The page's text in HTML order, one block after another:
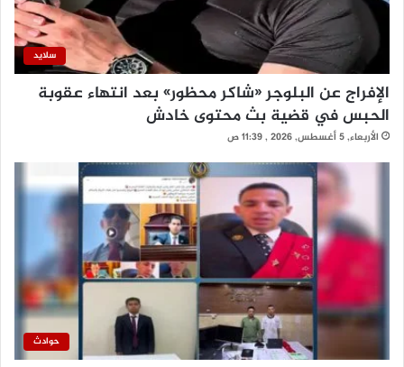
سلايد
الإفراج عن البلوجر «شاكر محظور» بعد انتهاء عقوبة
الحبس في قضية بث محتوى خادش
الأربعاء, 5 أغسطس, 2026 , 11:39 ص
حوادث